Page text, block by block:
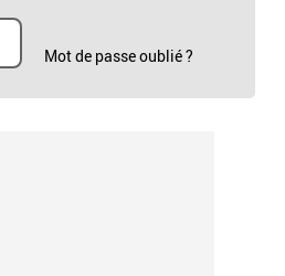
Mot de passe oublié ?